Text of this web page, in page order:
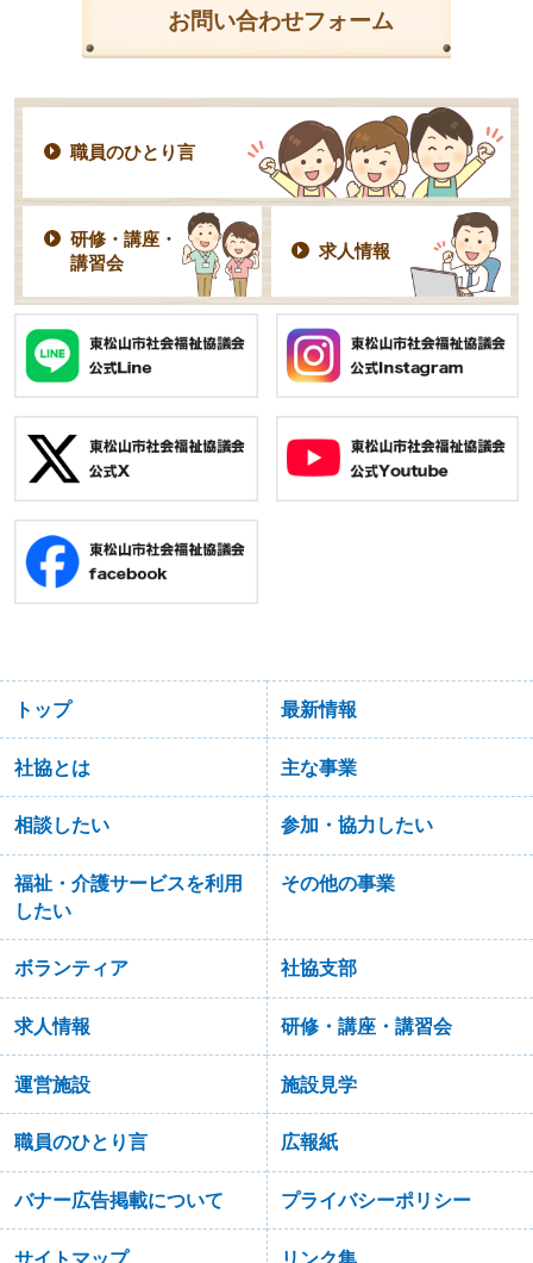
お問い合わせフォーム
職員のひとり言
研修・講座・
講習会
求人情報
トップ 最新情報
社協とは 主な事業
相談したい 参加・協力したい
福祉・介護サービスを利用
したい
その他の事業
ボランティア 社協支部
求人情報 研修・講座・講習会
運営施設 施設見学
職員のひとり言 広報紙
バナー広告掲載について プライバシーポリシー
サイトマップ リンク集